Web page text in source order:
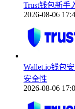
Trust钱包新手
2026-08-06
Wallet.io钱包
安全性
2026-08-06